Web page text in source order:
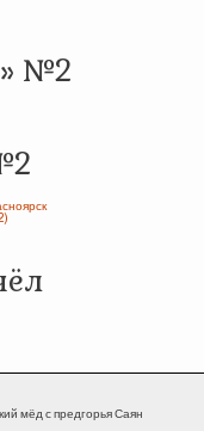
№2
мёд с предгорья Саян